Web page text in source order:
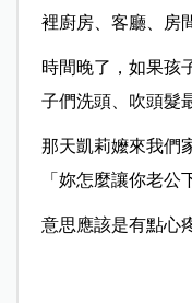
裡廚房、客廳、房
時間晚了，如果孩
子們洗頭、吹頭髮
那天凱莉嬤來我們
「妳怎麼讓你老公
意思應該是有點心